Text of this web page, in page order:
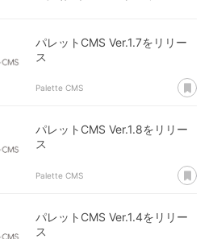
パレットCMS Ver.1.7をリリー
ス
Palette CMS あ
パレットCMS Ver.1.8をリリー
ス
Palette CMS あ
パレットCMS Ver.1.4をリリー
ス